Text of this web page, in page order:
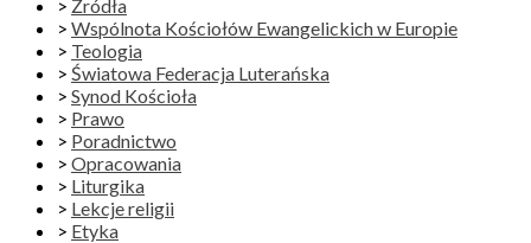
> Źródła
> Wspólnota Kościołów Ewangelickich w Europie
> Teologia
> Światowa Federacja Luterańska
> Synod Kościoła
> Prawo
> Poradnictwo
> Opracowania
> Liturgika
> Lekcje religii
> Etyka